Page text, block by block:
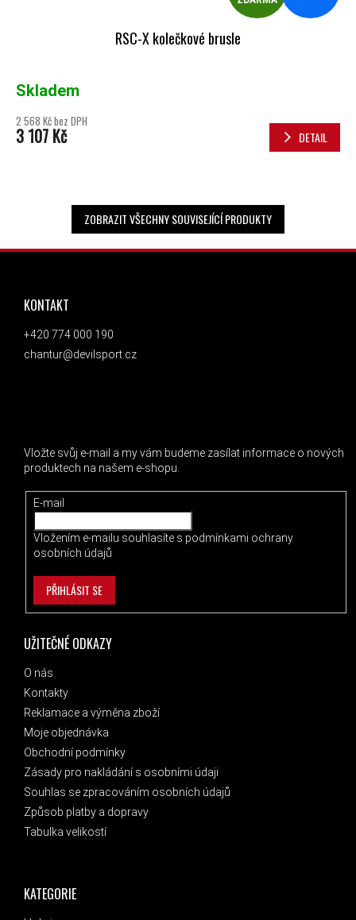
RSC-X kolečkové brusle
Skladem
2 568 Kč bez DPH
3 107 Kč DETAIL
ZOBRAZIT VŠECHNY SOUVISEJÍCÍ PRODUKTY
ZÁPATÍ
KATEGORIE
UŽITEČNÉ ODKAZY
O nás
Kontakty
Reklamace a výměna zboží
Moje objednávka
Obchodní podmínky
Zásady pro nakládání s osobními údaji
Souhlas se zpracováním osobních údajů
Způsob platby a dopravy
Tabulka velikostí
KONTAKT
+420 774 000 190
chantur@devilsport.cz
Vložte svůj e-mail a my vám budeme zasílat informace o nových
produktech na našem e-shopu.
E-mail
Vložením e-mailu souhlasíte s podmínkami ochrany
osobních údajů
PŘIHLÁSIT SE